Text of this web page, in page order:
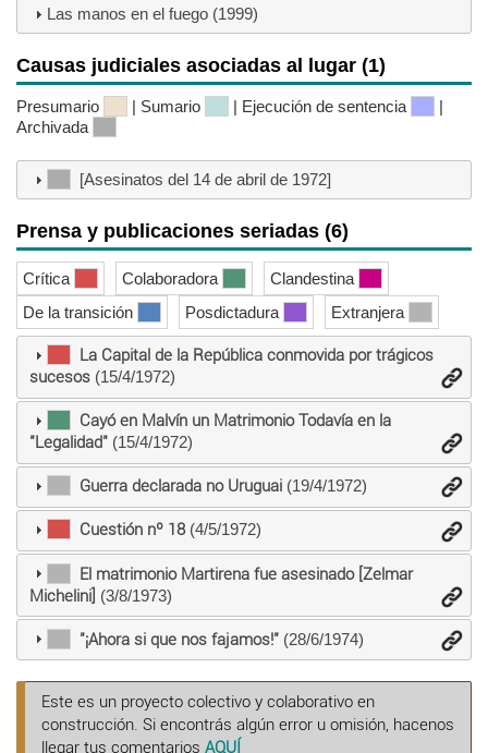
Las manos en el fuego (1999)
Causas judiciales asociadas al lugar (1)
Presumario | Sumario | Ejecución de sentencia
|
Archivada
[Asesinatos del 14 de abril de 1972]
Prensa y publicaciones seriadas (6)
Crítica Colaboradora
Clandestina
De la transición
Posdictadura Extranjera
La Capital de la República con­movida por trágicos
sucesos(15/4/1972)
Cayó en Malvín un Matrimonio Todavía en la
"Legalidad"(15/4/1972)
Guerra declarada no Uruguai(19/4/1972)
Cuestión nº 18(4/5/1972)
El matrimonio Martirena fue asesinado [Zelmar
Michelini] (3/8/1973)
"¡Ahora si que nos fajamos!"(28/6/1974)
Este es un proyecto colectivo y colaborativo en
construcción. Si encontrás algún error u omisión, hacenos
llegar tus comentarios AQUÍ